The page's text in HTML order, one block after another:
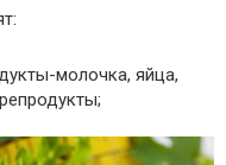
молочка, яйца,